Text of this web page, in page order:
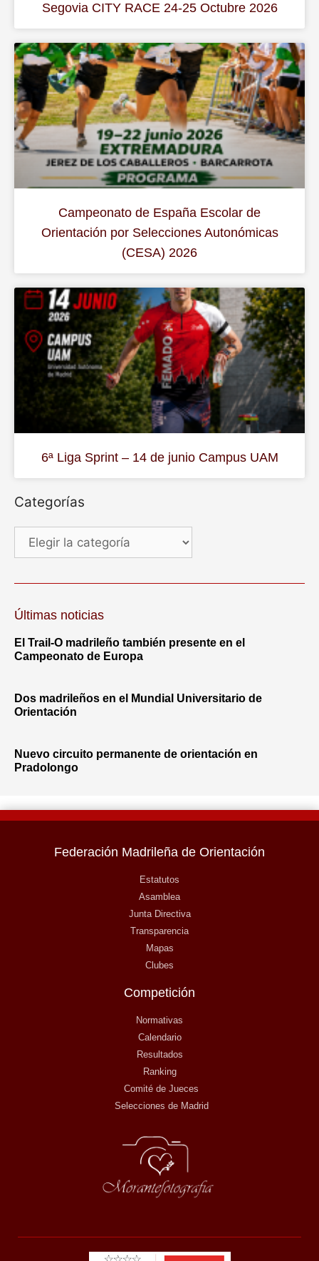
Segovia CITY RACE 24-25 Octubre 2026
Campeonato de España Escolar de
Orientación por Selecciones Autonómicas
(CESA) 2026
6ª Liga Sprint – 14 de junio Campus UAM
Categorías
Últimas noticias
El Trail-O madrileño también presente en el
Campeonato de Europa
Dos madrileños en el Mundial Universitario de
Orientación
Nuevo circuito permanente de orientación en
Pradolongo
Federación Madrileña de Orientación
Estatutos
Asamblea
Junta Directiva
Transparencia
Mapas
Clubes
Competición
Normativas
Calendario
Resultados
Ranking
Comité de Jueces
Selecciones de Madrid